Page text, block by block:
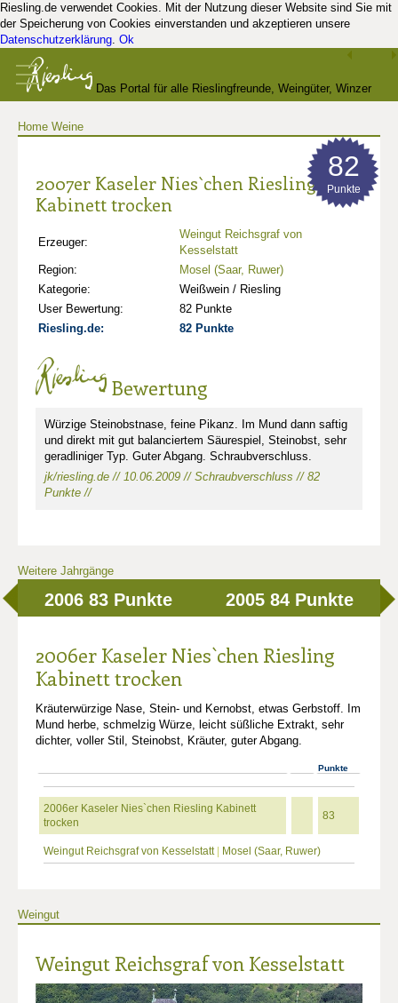
Riesling.de verwendet Cookies. Mit der Nutzung dieser Website sind Sie mit
der Speicherung von Cookies einverstanden und akzeptieren unsere
Datenschutzerklärung. Ok
Das Portal für alle Rieslingfreunde, Weingüter, Winzer
Home Weine
2007er Kaseler Nies`chen Riesling
Kabinett trocken
Erzeuger:
Weingut Reichsgraf von
Kesselstatt
Region:
Mosel (Saar, Ruwer)
Kategorie:
Weißwein / Riesling
User Bewertung:
82 Punkte
Riesling.de:
82 Punkte
82
Punkte
Bewertung
Würzige Steinobstnase, feine Pikanz. Im Mund dann saftig
und direkt mit gut balanciertem Säurespiel, Steinobst, sehr
geradliniger Typ. Guter Abgang. Schraubverschluss.
jk/riesling.de // 10.06.2009 // Schraubverschluss // 82
Punkte //
Weitere Jahrgänge
2006 83 Punkte 2005 84 Punkte
2006er Kaseler Nies`chen Riesling
Kabinett trocken
Kräuterwürzige Nase, Stein- und Kernobst, etwas Gerbstoff. Im
Mund herbe, schmelzig Würze, leicht süßliche Extrakt, sehr
dichter, voller Stil, Steinobst, Kräuter, guter Abgang.
Punkte
2006er Kaseler Nies`chen Riesling Kabinett
trocken
83
Weingut Reichsgraf von Kesselstatt| Mosel (Saar, Ruwer)
Weingut
Weingut Reichsgraf von Kesselstatt